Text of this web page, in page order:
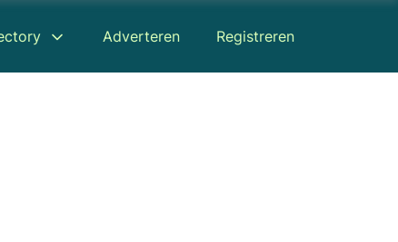
Adverteren Registreren